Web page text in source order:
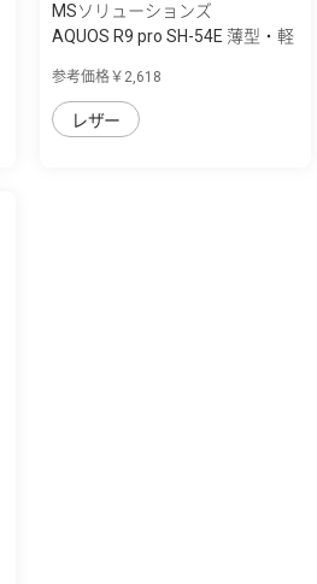
MSソリューションズ
AQUOS R9 pro SH-54E 薄型・軽
参考価格￥2,618
レザー